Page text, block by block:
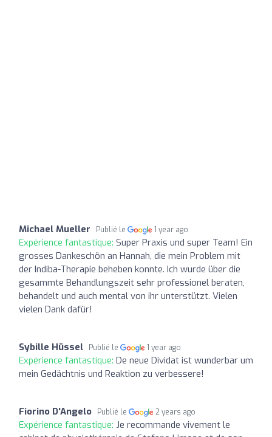
Michael Mueller Publié le 1 year ago
Expérience fantastique: Super Praxis und super Team! Ein
grosses Dankeschön an Hannah, die mein Problem mit
der Indiba-Therapie beheben konnte. Ich wurde über die
gesammte Behandlungszeit sehr professionel beraten,
behandelt und auch mental von ihr unterstützt. Vielen
vielen Dank dafür!
Sybille Hüssel Publié le 1 year ago
Expérience fantastique: De neue Dividat ist wunderbar um
mein Gedächtnis und Reaktion zu verbessere!
Fiorino D'Angelo Publié le 2 years ago
Expérience fantastique: Je recommande vivement le